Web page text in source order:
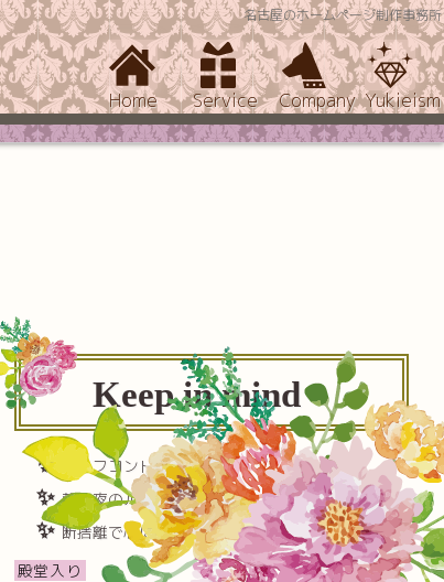
名古屋のホームページ制作事務所
Home Service Company Yukieism
Keep in mind
セルフコントロール(自己制御)
朝と夜のルーチンを極める
断捨離で心に隙間をつくる
殿堂入り